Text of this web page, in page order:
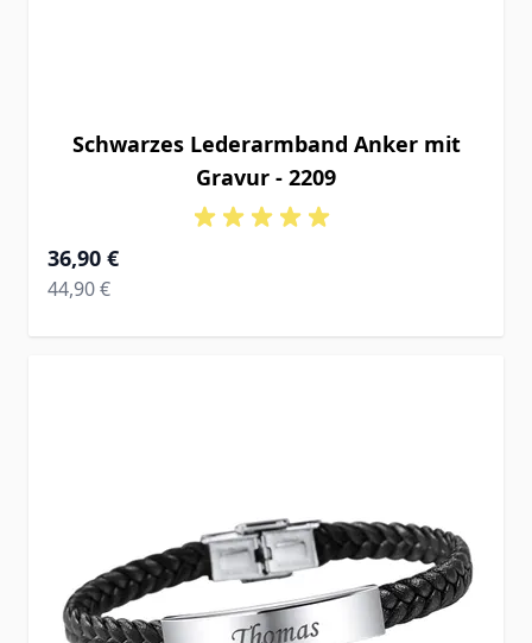
Schwarzes Lederarmband Anker mit
Gravur - 2209
Ab
36,90 €
Regular Price
44,90 €